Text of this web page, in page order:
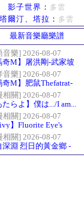
影子世界 ： 多雲
塔爾汀、塔拉 ： 多雲
最新音樂廳樂譜
音樂] 2026-08-07
奇M】屠洪剛-武家坡
音樂] 2026-08-07
奇M】肥鼠Thefatrat-
相關] 2026-08-07
たらよ】僕は.../I am...
心的糟糕念頭/僕の
ヤバイやつ第二季
相關] 2026-08-07
】Fluorite Eye's
相關] 2026-08-07
深淵 烈日的黃金鄉 -